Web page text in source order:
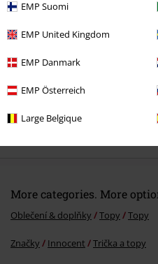
EMP Suomi
EMP United Kingdom
EMP Danmark
EMP Österreich
Large Belgique
%
More categories. More
Oblečení & doplňky Topy Topy
Značky Innocent Trička a topy